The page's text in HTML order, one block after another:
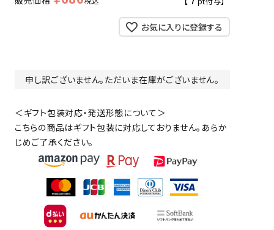
お気に入りに登録する
申し訳ございません。ただいま在庫がございません。
＜ギフト包装対応・発送形態について＞
こちらの商品はギフト包装に対応しておりません。あらか
じめご了承ください。